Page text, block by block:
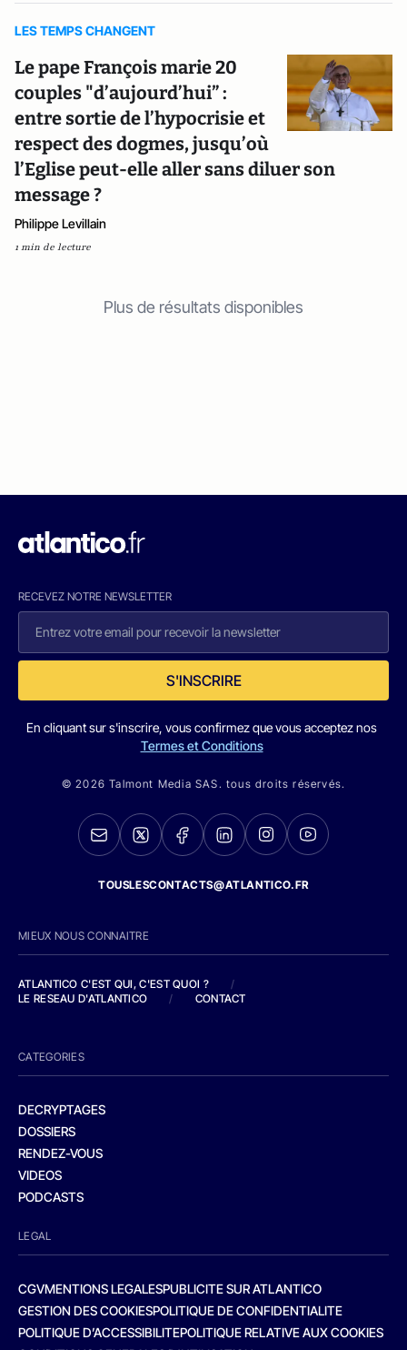
LES TEMPS CHANGENT
Le pape François marie 20
couples "d’aujourd’hui” :
entre sortie de l’hypocrisie et
respect des dogmes, jusqu’où
l’Eglise peut-elle aller sans diluer son
message ?
Philippe Levillain
1 min de lecture
Plus de résultats disponibles
RECEVEZ NOTRE NEWSLETTER
S'INSCRIRE
En cliquant sur s'inscrire, vous confirmez que vous acceptez nos
Termes et Conditions
© 2026 Talmont Media SAS. tous droits réservés.
TOUSLESCONTACTS@ATLANTICO.FR
MIEUX NOUS CONNAITRE
ATLANTICO C'EST QUI, C'EST QUOI ?
/
LE RESEAU D'ATLANTICO
/ CONTACT
CATEGORIES
DECRYPTAGES
DOSSIERS
RENDEZ-VOUS
VIDEOS
PODCASTS
LEGAL
CGVMENTIONS LEGALESPUBLICITE SUR ATLANTICO
GESTION DES COOKIESPOLITIQUE DE CONFIDENTIALITE
POLITIQUE D’ACCESSIBILITEPOLITIQUE RELATIVE AUX COOKIES